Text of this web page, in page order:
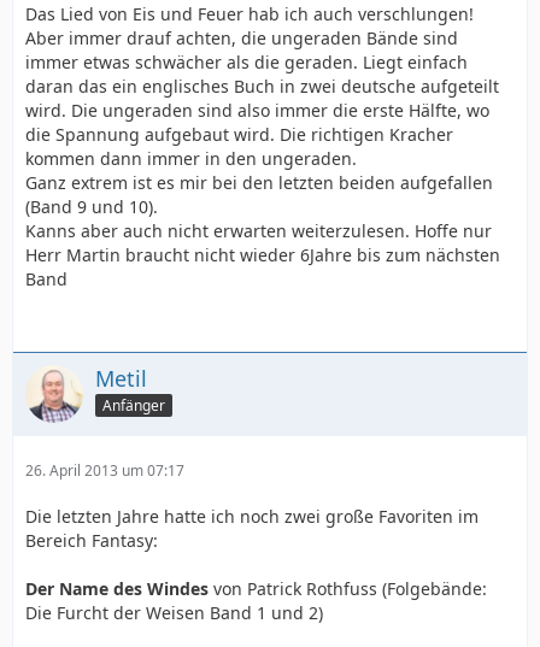
Das Lied von Eis und Feuer hab ich auch verschlungen!
Aber immer drauf achten, die ungeraden Bände sind
immer etwas schwächer als die geraden. Liegt einfach
daran das ein englisches Buch in zwei deutsche aufgeteilt
wird. Die ungeraden sind also immer die erste Hälfte, wo
die Spannung aufgebaut wird. Die richtigen Kracher
kommen dann immer in den ungeraden.
Ganz extrem ist es mir bei den letzten beiden aufgefallen
(Band 9 und 10).
Kanns aber auch nicht erwarten weiterzulesen. Hoffe nur
Herr Martin braucht nicht wieder 6Jahre bis zum nächsten
Band
Metil
Anfänger
26. April 2013 um 07:17
Die letzten Jahre hatte ich noch zwei große Favoriten im
Bereich Fantasy:
Der Name des Windes von Patrick Rothfuss (Folgebände:
Die Furcht der Weisen Band 1 und 2)